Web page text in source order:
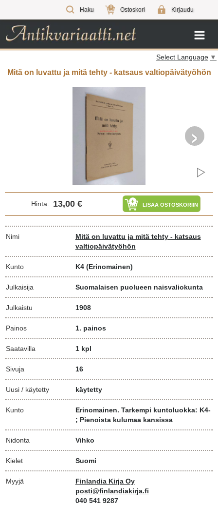
Haku 0 Ostoskori Kirjaudu
Select Language ▼
Mitä on luvattu ja mitä tehty - katsaus valtiopäivätyöhön
›
Hinta: 13,00 € LISÄÄ OSTOSKORIIN
Nimi
Mitä on luvattu ja mitä tehty - katsaus
valtiopäivätyöhön
Kunto K4 (Erinomainen)
Julkaisija Suomalaisen puolueen naisvaliokunta
Julkaistu 1908
Painos 1. painos
Saatavilla 1 kpl
Sivuja 16
Uusi / käytetty käytetty
Kunto
Erinomainen. Tarkempi kuntoluokka: K4-
; Pienoista kulumaa kansissa
Nidonta Vihko
Kielet Suomi
Myyjä
Finlandia Kirja Oy
posti@finlandiakirja.fi
040 541 9287